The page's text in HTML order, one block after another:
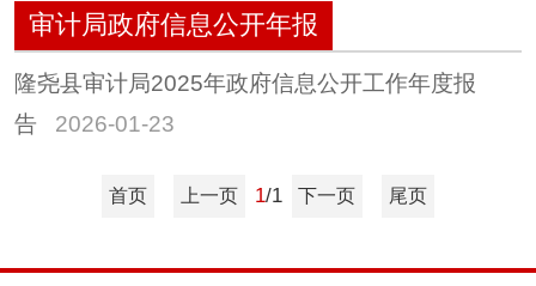
审计局政府信息公开年报
隆尧县审计局2025年政府信息公开工作年度报
告
2026-01-23
首页 上一页 1/1 下一页 尾页